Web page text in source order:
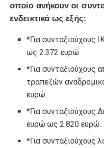
οποίο ανήκουν οι
ενδεικτικά ως εξής:
*Για συνταξιούχους
ως 2.372 ευρώ.
*Για συνταξιούχους
τραπεζών
ευρώ.
*Για συνταξιούχους
ευρώ ως 2.820 ευρώ.
*Για συνταξιούχους